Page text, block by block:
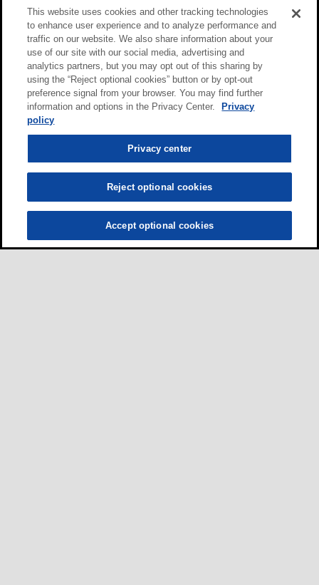
This website uses cookies and other tracking technologies
to enhance user experience and to analyze performance and
traffic on our website. We also share information about your
use of our site with our social media, advertising and
analytics partners, but you may opt out of this sharing by
using the “Reject optional cookies” button or by opt-out
preference signal from your browser. You may find further
information and options in the Privacy Center.
Privacy
policy
Privacy center
Reject optional cookies
Accept optional cookies